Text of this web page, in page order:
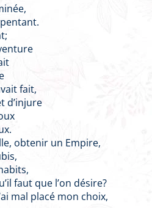
fait,
d’injure
obtenir un Empire,
faut que l’on désire?
mal placé mon choix,